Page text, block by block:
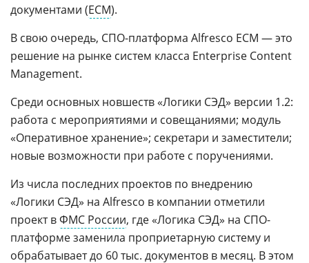
документами (ECM).
В свою очередь, СПО-платформа Alfresco ECM — это
решение на рынке систем класса Enterprise Content
Management.
Среди основных новшеств «Логики СЭД» версии 1.2:
работа с мероприятиями и совещаниями; модуль
«Оперативное хранение»; секретари и заместители;
новые возможности при работе с поручениями.
Из числа последних проектов по внедрению
«Логики СЭД» на Alfresco в компании отметили
проект вФМС России, где «Логика СЭД» на СПО-
платформе заменила проприетарную систему и
обрабатывает до 60 тыс. документов в месяц. В этом